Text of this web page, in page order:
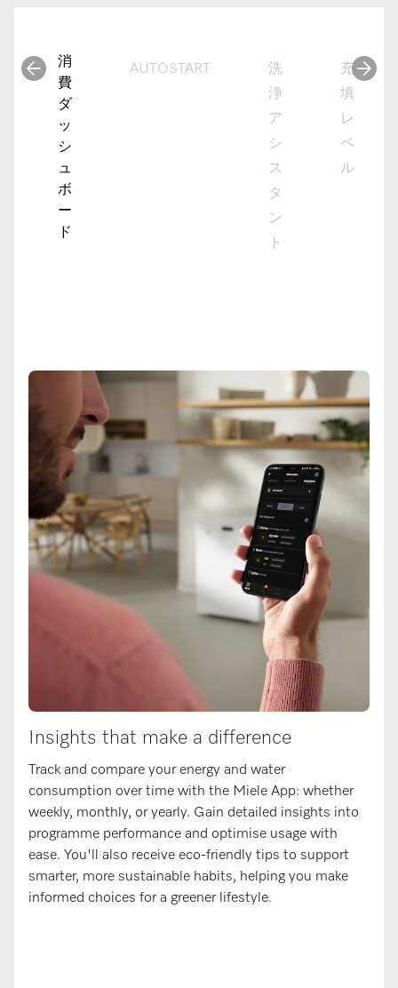
消
費
ダ
ッ
シ
ュ
ボ
ー
ド
AUTOSTART
洗
浄
ア
シ
ス
タ
ン
ト
充
填
レ
ベ
ル
Insights that make a difference
Track and compare your energy and water
consumption over time with the Miele App: whether
weekly, monthly, or yearly. Gain detailed insights into
programme performance and optimise usage with
ease. You'll also receive eco-friendly tips to support
smarter, more sustainable habits, helping you make
informed choices for a greener lifestyle.